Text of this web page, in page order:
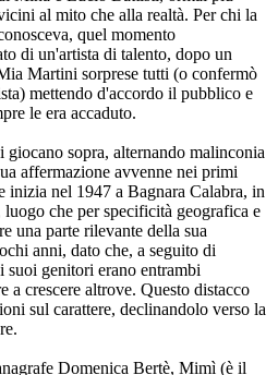
al mito che alla realtà. Per chi la
quel momento
di un'artista di talento, dopo un
Martini sorprese tutti (o confermò
mettendo d'accordo il pubblico e
le era accaduto.
sopra, alternando malinconia
affermazione avvenne nei primi
inizia nel 1947 a Bagnara Calabra, in
che per specificità geografica e
una parte rilevante della sua
anni, dato che, a seguito di
genitori erano entrambi
a crescere altrove. Questo distacco
sul carattere, declinandolo verso la
Domenica Bertè, Mimì (è il